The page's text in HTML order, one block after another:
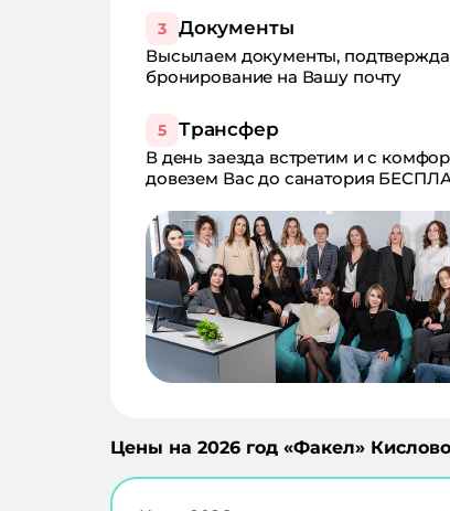
3 Документы
Высылаем документы,
бронирование на Вашу почту
5 Трансфер
В день заезда встретим и с
довезем Вас до санатория
Цены на 2026 год «Факел»